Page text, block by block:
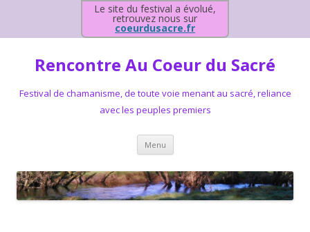
Le site du festival a évolué,
retrouvez nous sur
coeurdusacre.fr
Rencontre Au Coeur du Sacré
Festival de chamanisme, de toute voie menant au sacré, reliance
avec les peuples premiers
Menu Aller au contenu principal